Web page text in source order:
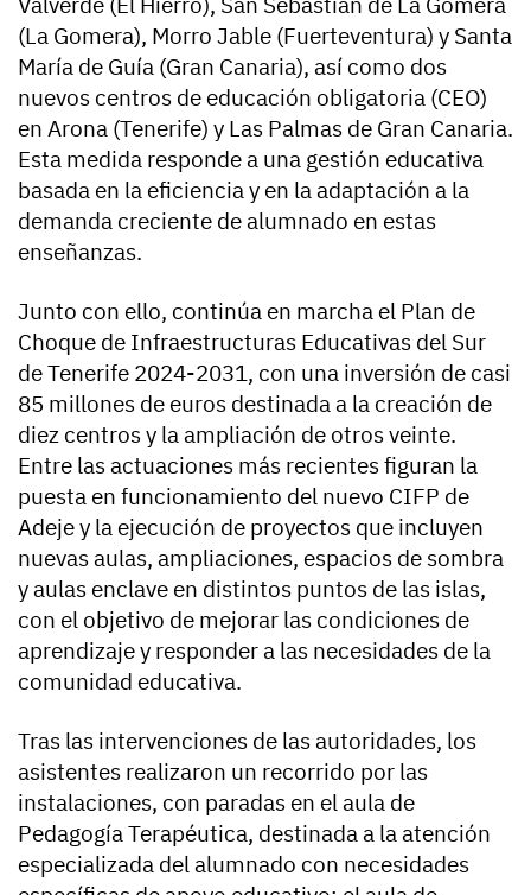
(La Gomera), Morro Jable (Fuerteventura) y Santa
María de Guía (Gran Canaria), así como dos
nuevos centros de educación obligatoria (CEO)
en Arona (Tenerife) y Las Palmas de Gran Canaria.
Esta medida responde a una gestión educativa
basada en la eficiencia y en la adaptación a la
demanda creciente de alumnado en estas
enseñanzas.
Junto con ello, continúa en marcha el Plan de
Choque de Infraestructuras Educativas del Sur
de Tenerife 2024-2031, con una inversión de casi
85 millones de euros destinada a la creación de
diez centros y la ampliación de otros veinte.
Entre las actuaciones más recientes figuran la
puesta en funcionamiento del nuevo CIFP de
Adeje y la ejecución de proyectos que incluyen
nuevas aulas, ampliaciones, espacios de sombra
y aulas enclave en distintos puntos de las islas,
con el objetivo de mejorar las condiciones de
aprendizaje y responder a las necesidades de la
comunidad educativa.
Tras las intervenciones de las autoridades, los
asistentes realizaron un recorrido por las
instalaciones, con paradas en el aula de
Pedagogía Terapéutica, destinada a la atención
especializada del alumnado con necesidades